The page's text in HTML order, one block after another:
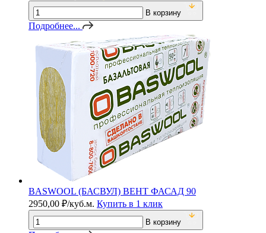
В корзину
Подробнее...
BASWOOL (БАСВУЛ) ВЕНТ ФАСАД 90
2950,00 ₽/куб.м. Купить в 1 клик
В корзину